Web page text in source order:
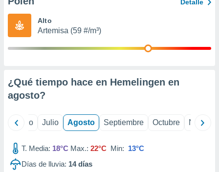
publicidad
1199
Detalle
Alto
Artemisa (59 #/m³)
¿Qué tiempo hace en Hemelingen en
agosto?
Junio Julio Agosto Septiembre Octubre
T. Media: 18°C Max.: 22°C Min: 13°C
Días de lluvia: 14días